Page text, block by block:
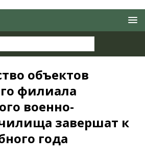
объектов
филиала
военно-
завершат к
года